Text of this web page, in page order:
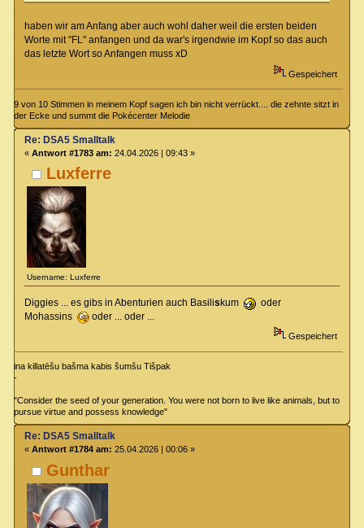
haben wir am Anfang aber auch wohl daher weil die ersten beiden
Worte mit "FL" anfangen und da war's irgendwie im Kopf so das auch
das letzte Wort so Anfangen muss xD
Gespeichert
9 von 10 Stimmen in meinem Kopf sagen ich bin nicht verrückt.... die zehnte sitzt in
der Ecke und summt die Pokécenter Melodie
Luxferre
Username: Luxferre
Re: DSA5 Smalltalk
« Antwort #1783 am: 24.04.2026 | 09:43 »
Diggies ... es gibs in Abenturien auch Basilis kum
oder
Mohassins
oder ... oder ...
Gespeichert
ina killatēšu bašma kabis šumšu Tišpak
-
"Consider the seed of your generation. You were not born to live like animals, but to
pursue virtue and possess knowledge"
Gunthar
Re: DSA5 Smalltalk
« Antwort #1784 am: 25.04.2026 | 00:06 »